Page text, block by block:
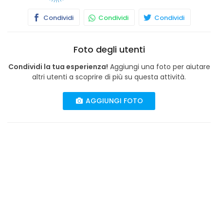
Condividi Condividi Condividi
Foto degli utenti
Condividi la tua esperienza! Aggiungi una foto per aiutare
altri utenti a scoprire di più su questa attività.
AGGIUNGI FOTO